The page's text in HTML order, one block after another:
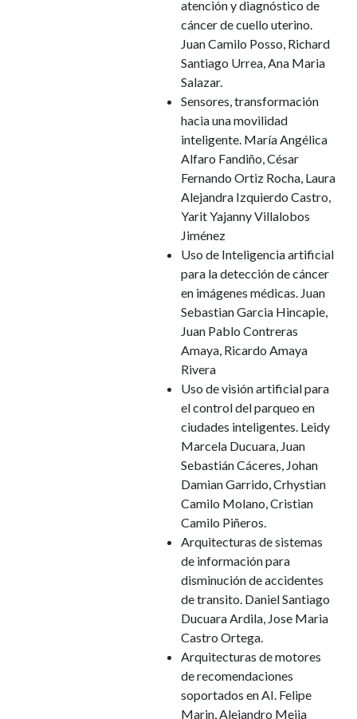
atención y diagnóstico de
cáncer de cuello uterino.
Juan Camilo Posso, Richard
Santiago Urrea, Ana Maria
Salazar.
Sensores, transformación
hacia una movilidad
inteligente. María Angélica
Alfaro Fandiño, César
Fernando Ortiz Rocha, Laura
Alejandra Izquierdo Castro,
Yarit Yajanny Villalobos
Jiménez
Uso de Inteligencia artificial
para la detección de cáncer
en imágenes médicas. Juan
Sebastian Garcia Hincapie,
Juan Pablo Contreras
Amaya, Ricardo Amaya
Rivera
Uso de visión artificial para
el control del parqueo en
ciudades inteligentes. Leidy
Marcela Ducuara, Juan
Sebastián Cáceres, Johan
Damian Garrido, Crhystian
Camilo Molano, Cristian
Camilo Piñeros.
Arquitecturas de sistemas
de información para
disminución de accidentes
de transito. Daniel Santiago
Ducuara Ardila, Jose Maria
Castro Ortega.
Arquitecturas de motores
de recomendaciones
soportados en AI. Felipe
Marin, Alejandro Mejia